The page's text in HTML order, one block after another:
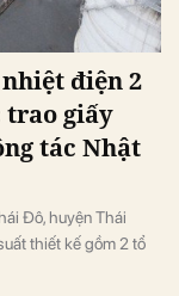
điện 2
trao giấy
tác Nhật
Đô, huyện Thái
thiết kế gồm 2 tổ